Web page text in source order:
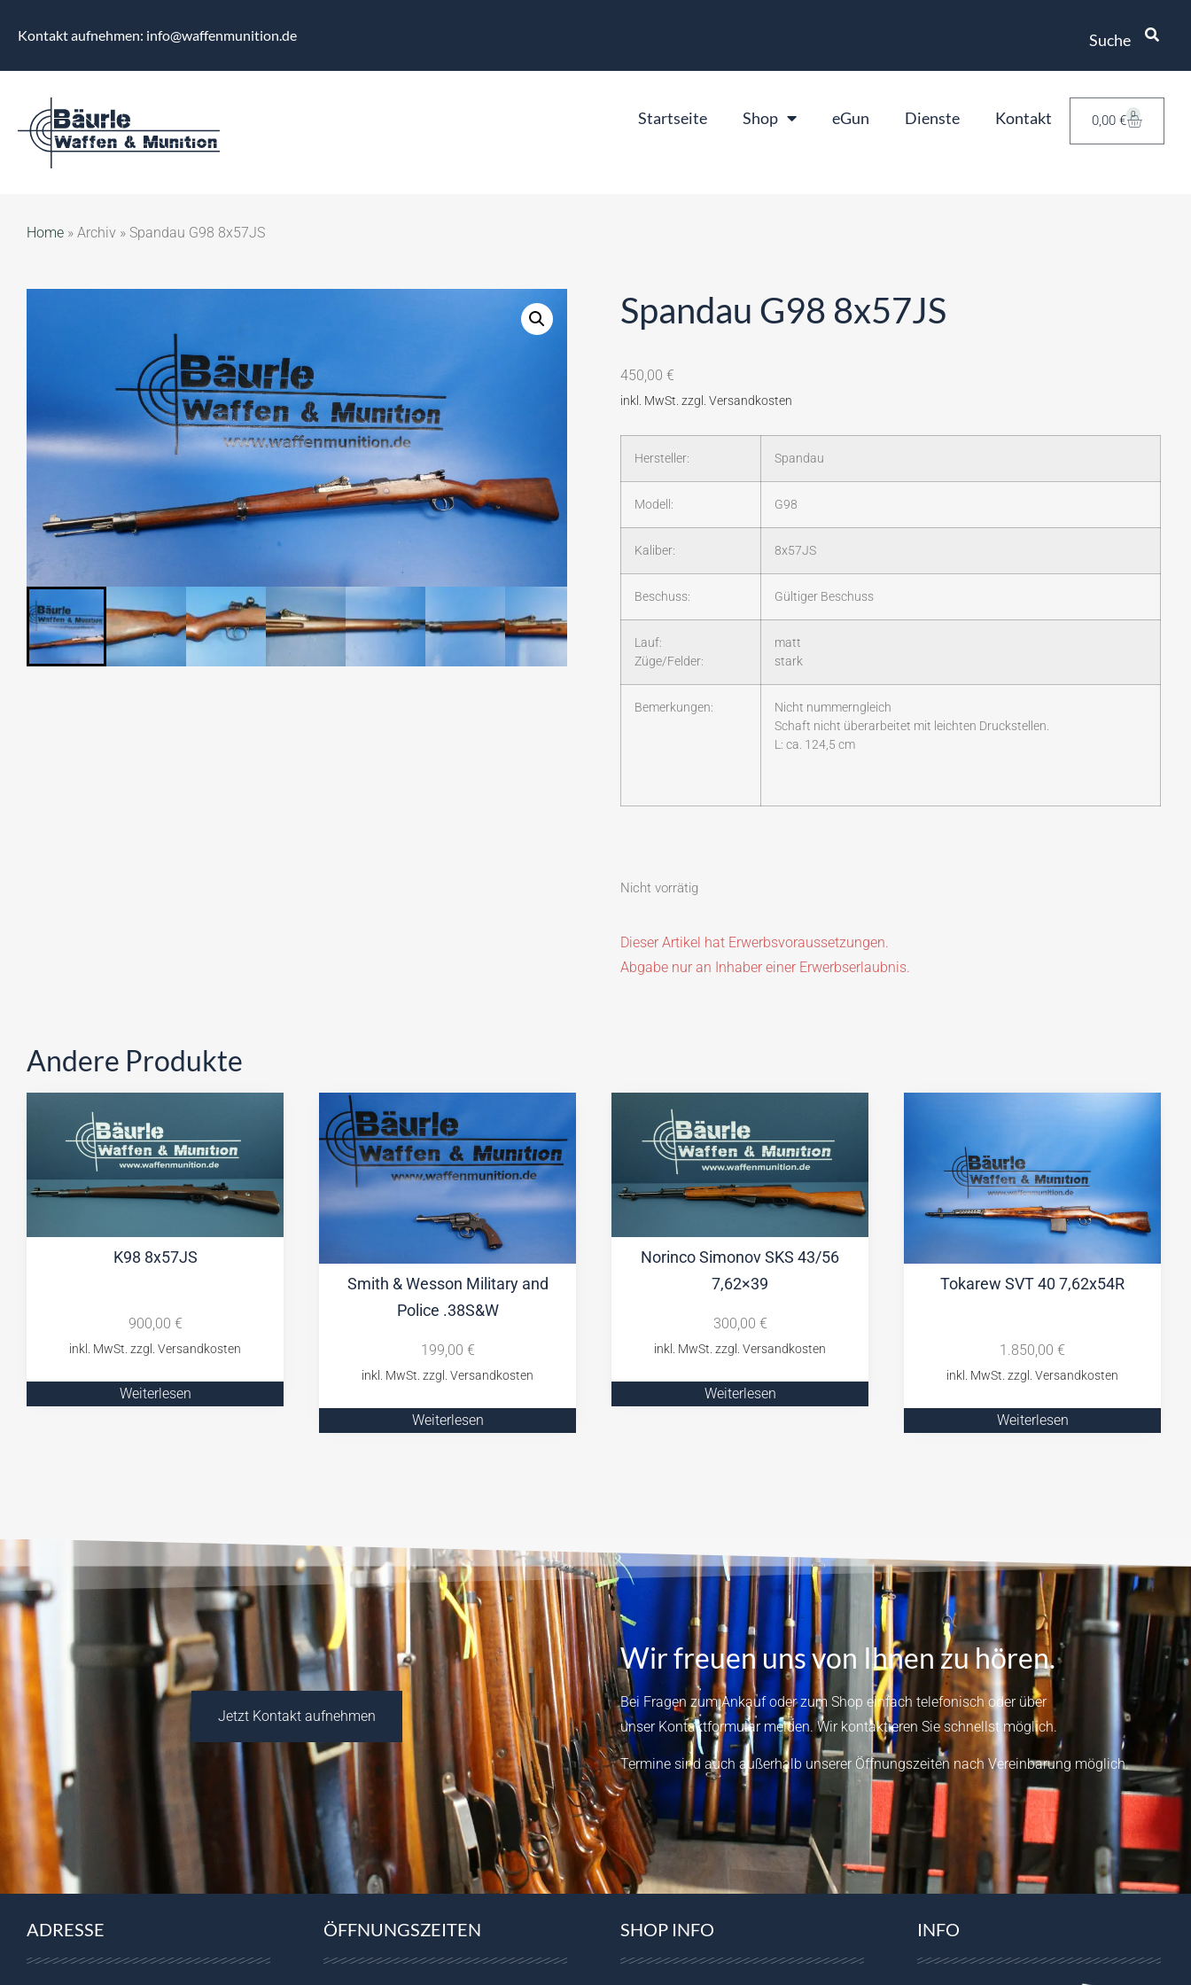
Kontakt aufnehmen: info@waffenmunition.de Suche
Startseite Shop eGun Dienste Kontakt 0,00 € 0
Home » Archiv » Spandau G98 8x57JS
Spandau G98 8x57JS
450,00 €
Hersteller: Spandau
Modell: G98
Kaliber: 8x57JS
Beschuss: Gültiger Beschuss
Lauf:
Züge/Felder:
matt
stark
Bemerkungen:
Nicht nummerngleich
Schaft nicht überarbeitet mit leichten Druckstellen.
L: ca. 124,5 cm
Nicht vorrätig
Dieser Artikel hat Erwerbsvoraussetzungen.
Abgabe nur an Inhaber einer Erwerbserlaubnis.
Andere Produkte
K98 8x57JS
900,00 €
Weiterlesen
Smith & Wesson Military and
Police .38S&W
199,00 €
Weiterlesen
Norinco Simonov SKS 43/56
7,62×39
300,00 €
Weiterlesen
Tokarew SVT 40 7,62x54R
1.850,00 €
Weiterlesen
Jetzt Kontakt aufnehmen
Wir freuen uns von Ihnen zu hören.
Bei Fragen zum Ankauf oder zum Shop einfach telefonisch oder über
unser Kontaktformularmelden.Wir kontaktieren Sie schnellst möglich.
Termine sind auch außerhalb unserer Öffnungszeiten nach Vereinbarung möglich.
ADRESSE ÖFFNUNGSZEITEN SHOP INFO INFO